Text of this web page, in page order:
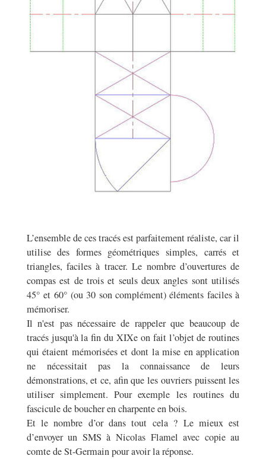
L’ensemble de ces tracés est parfaitement réaliste, car il
utilise des formes géométriques simples, carrés et
triangles, faciles à tracer. Le nombre d’ouvertures de
compas est de trois et seuls deux angles sont utilisés
45° et 60° (ou 30 son complément) éléments faciles à
mémoriser.
Il n'est pas nécessaire de rappeler que beaucoup de
tracés jusqu'à la fin du XIXe on fait l’objet de routines
qui étaient mémorisées et dont la mise en application
ne nécessitait pas la connaissance de leurs
démonstrations, et ce, afin que les ouvriers puissent les
utiliser simplement. Pour exemple les routines du
fascicule de boucher en charpente en bois.
Et le nombre d’or dans tout cela ? Le mieux est
d’envoyer un SMS à Nicolas Flamel avec copie au
comte de St-Germain pour avoir la réponse.